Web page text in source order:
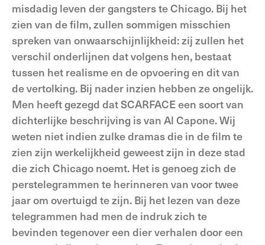
misdadig leven der gangsters te Chicago. Bij het
zien van de film, zullen sommigen misschien
spreken van onwaarschijnlijkheid: zij zullen het
verschil onderlijnen dat volgens hen, bestaat
tussen het realisme en de opvoering en dit van
de vertolking. Bij nader inzien hebben ze ongelijk.
Men heeft gezegd dat SCARFACE een soort van
dichterlijke beschrijving is van Al Capone. Wij
weten niet indien zulke dramas die in de film te
zien zijn werkelijkheid geweest zijn in deze stad
die zich Chicago noemt. Het is genoeg zich de
perstelegrammen te herinneren van voor twee
jaar om overtuigd te zijn. Bij het lezen van deze
telegrammen had men de indruk zich te
bevinden tegenover een dier verhalen door een